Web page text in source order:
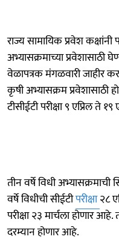
राज्य सामायिक प्रवेश
अभ्यासक्रमाच्या प्रवेशासाठी
वेळापत्रक मंगळवारी जाहीर
कृषी अभ्यासक्रम प्रवेशासाठी
टीसीईटी परीक्षा ९ एप्रिल ते
तीन वर्षे विधी अभ्यासक्रमाची
वर्षे विधीची सीईटीपरीक्षा२८
परीक्षा २३ मार्चला होणार
दरम्यान होणार आहे.